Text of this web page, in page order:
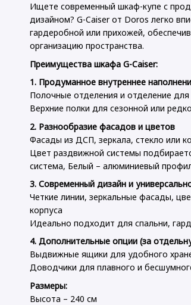
Ищете современный шкаф-купе с
дизайном? G-Caiser от Doros легко
гардеробной или прихожей,
организацию пространства.
Преимущества шкафа G-Caiser:
1. Продуманное внутреннее
Полочные отделения и отделение
Верхние полки для сезонной или
2. Разнообразие фасадов и цветов
Фасады из ДСП, зеркала, стекло или
Цвет раздвижной системы
система, Белый – алюминиевый
3. Современный дизайн и
Четкие линии, зеркальные фасады,
корпуса
Идеально подходит для спальни,
4. Дополнительные опции (за
Выдвижные ящики для удобного
Доводчики для плавного и
Размеры:
Высота – 240 см